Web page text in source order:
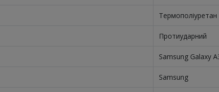
Термополіуретан
Протиударний
Samsung Galaxy
Samsung